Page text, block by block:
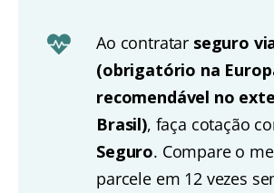
Ao contratar seguro
(obrigatório na
recomendável no
Brasil), faça cotação
Seguro. Compare o
parcele em 12 vezes